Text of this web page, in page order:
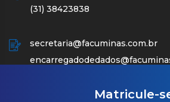
(31) 38423838
secretaria@facuminas.com.br
Matricule-